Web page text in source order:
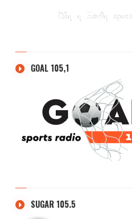
GOAL 105,1
SUGAR 105.5